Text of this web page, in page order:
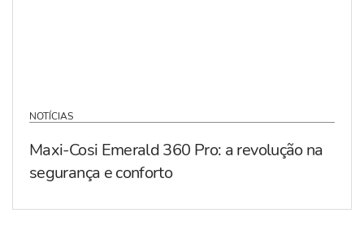
NOTÍCIAS
Maxi-Cosi Emerald 360 Pro: a revolução na
segurança e conforto